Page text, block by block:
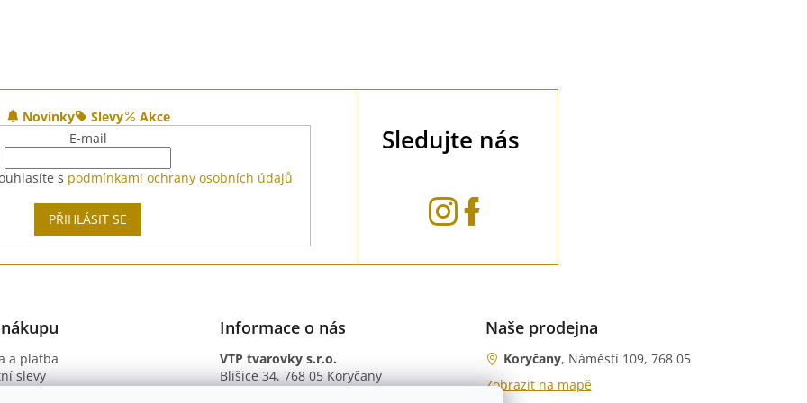
Novinky Slevy
Akce
E-mail
s podmínkami ochrany osobních údajů
PŘIHLÁSIT SE
Sledujte nás
a platba
slevy
Informace o nás
VTP tvarovky s.r.o.
Blišice 34, 768 05 Koryčany
Naše prodejna
Koryčany, Náměstí 109, 768 05
Zobrazit na mapě